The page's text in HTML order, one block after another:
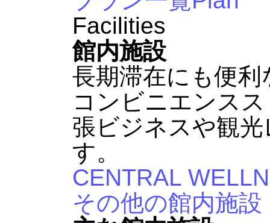
Facilities
館内施設
長期滞在にも便
コンビニエンス
張ビジネスや観
す。
CENTRAL
その他の館内施設